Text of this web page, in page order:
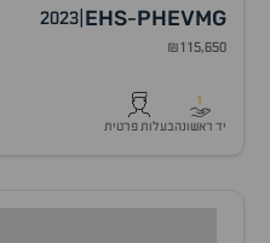
MG
EHS-PHEV
2023
₪115,650
1
יד ראשונהבעלות פרטית